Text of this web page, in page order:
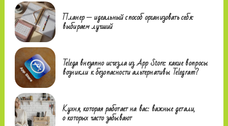
Планер — идеальный способ организовать себя:
выбираем лучший
Telega внезапно исчезла из App Store: какие вопросы
возникли к безопасности альтернативы Telegram?
Кухня, которая работает на вас: важные детали,
о которых часто забывают